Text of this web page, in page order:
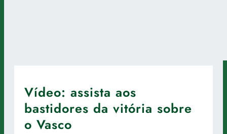
Vídeo: assista aos
bastidores da vitória sobre
o Vasco